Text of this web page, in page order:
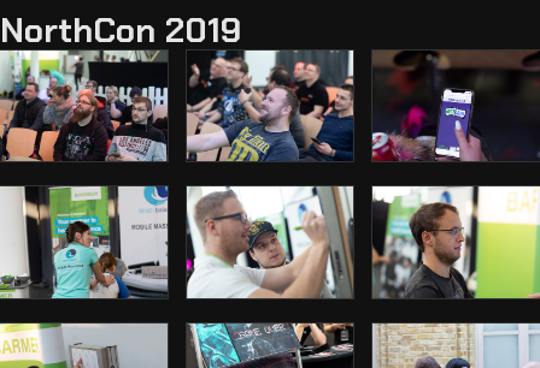
NorthCon 2019